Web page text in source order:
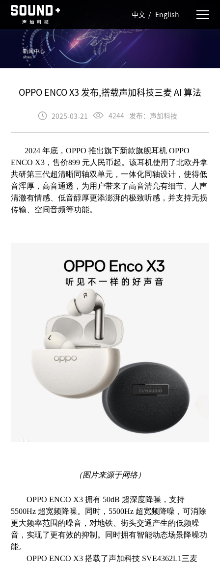
中文/ English
OPPO ENCO X3 发布,搭载声加科技三麦 AI 算法
2025-03-21 4244 发布：声加科技
2024 年底，OPPO 推出旗下新款旗舰耳机 OPPO
ENCO X3，售价899 元人民币起。该耳机使用了北欧丹拿
共研第三代超清晰同轴双单元，一体化同轴设计，使得低
音浑厚，高音通透，为用户带来了高音清亮有细节、人声
清澈有情感、低音醇厚更添澎湃的极致听感，并支持无损
传输、 空间音频等功能。
（图片来源于网络）
OPPO ENCO X3 拥有 50dB 超深度降噪，支持
5500Hz 超宽频降噪。同 时，5500Hz 超宽频降噪，可消除
更大频率范围的噪音，对地铁、街头交通产生的低频噪
音，实现了更有效的抑制。同时拥有智能动态场景降噪功
能。
OPPO ENCO X3 搭载了声加科技 SVE4362L1 三麦